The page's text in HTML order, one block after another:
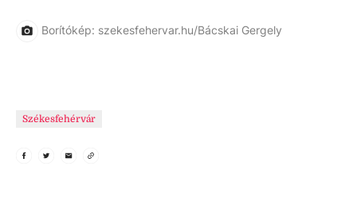
Borítókép: szekesfehervar.hu/Bácskai Gergely
Székesfehérvár